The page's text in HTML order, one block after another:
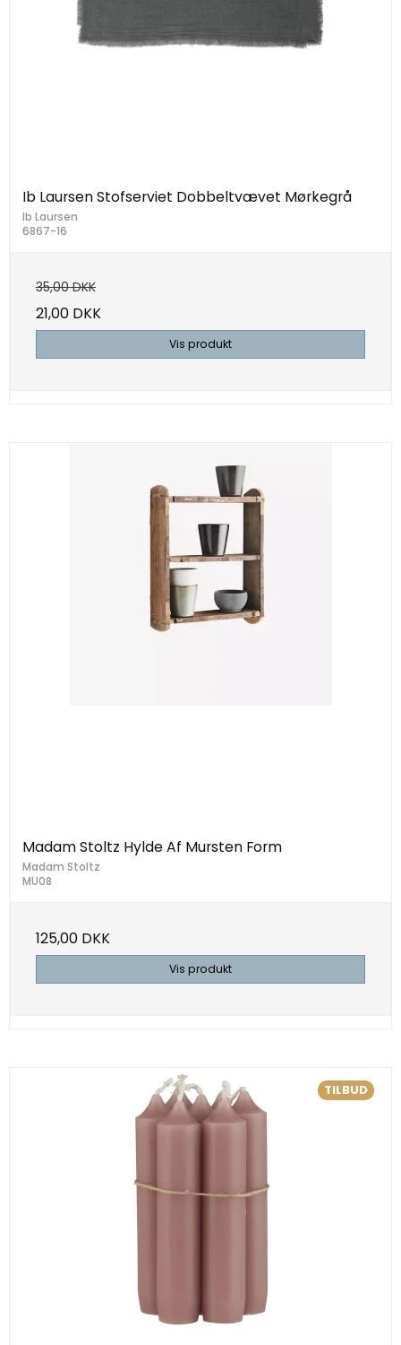
Ib Laursen Stofserviet Dobbeltvævet Mørkegrå
Ib Laursen
6867-16
35,00 DKK
21,00 DKK
Vis produkt
Madam Stoltz Hylde Af Mursten Form
Madam Stoltz
MU08
125,00 DKK
Vis produkt
TILBUD